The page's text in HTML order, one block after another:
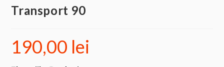
Transport 90
190,00 lei